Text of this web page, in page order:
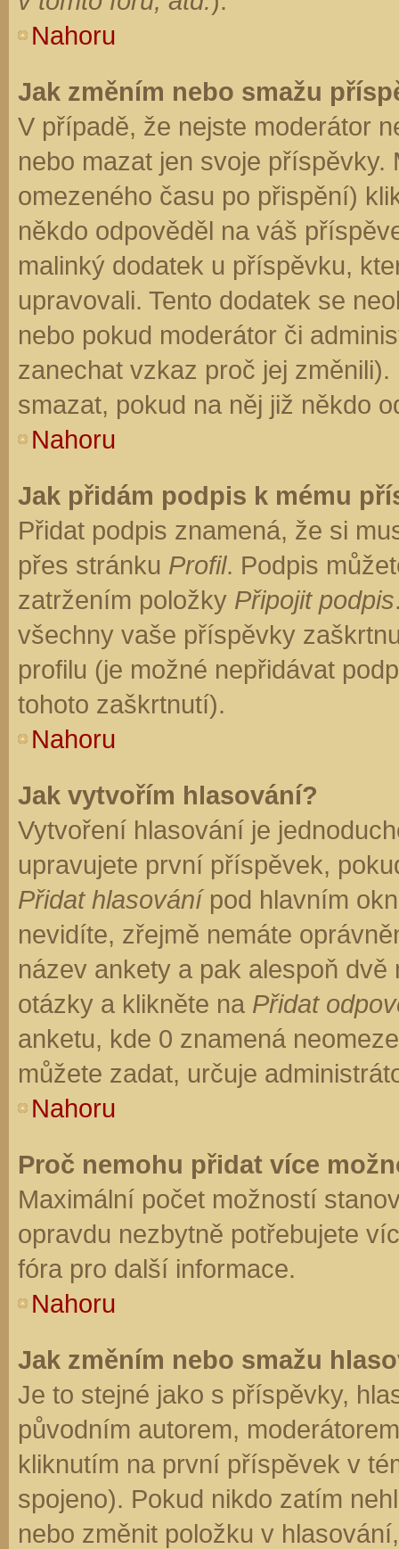
Nahoru
Jak změním nebo smažu
V případě, že nejste moderátor
nebo mazat jen svoje
omezeného času po přispění)
někdo odpověděl na váš
malinký dodatek u příspěvku,
upravovali. Tento dodatek se
nebo pokud moderátor či
zanechat vzkaz proč jej
smazat, pokud na něj již někdo
Nahoru
Jak přidám podpis k mému
Přidat podpis znamená, že si
přes stránku Profil. Podpis
zatržením položky Připojit podpis
všechny vaše příspěvky
profilu (je možné nepřidávat
tohoto zaškrtnutí).
Nahoru
Jak vytvořím hlasování?
Vytvoření hlasování je
upravujete první příspěvek,
Přidat hlasovánípod hlavním
nevidíte, zřejmě nemáte
název ankety a pak alespoň
otázky a klikněte na Přidat
anketu, kde 0 znamená
můžete zadat, určuje
Nahoru
Proč nemohu přidat více
Maximální počet možností
opravdu nezbytně potřebujete
fóra pro další informace.
Nahoru
Jak změním nebo smažu
Je to stejné jako s příspěvky,
původním autorem,
kliknutím na první příspěvek v
spojeno). Pokud nikdo zatím
nebo změnit položku v